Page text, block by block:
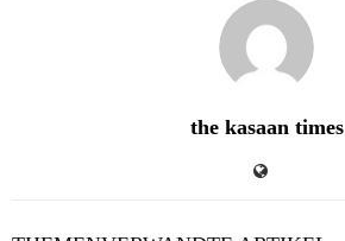
the kasaan times